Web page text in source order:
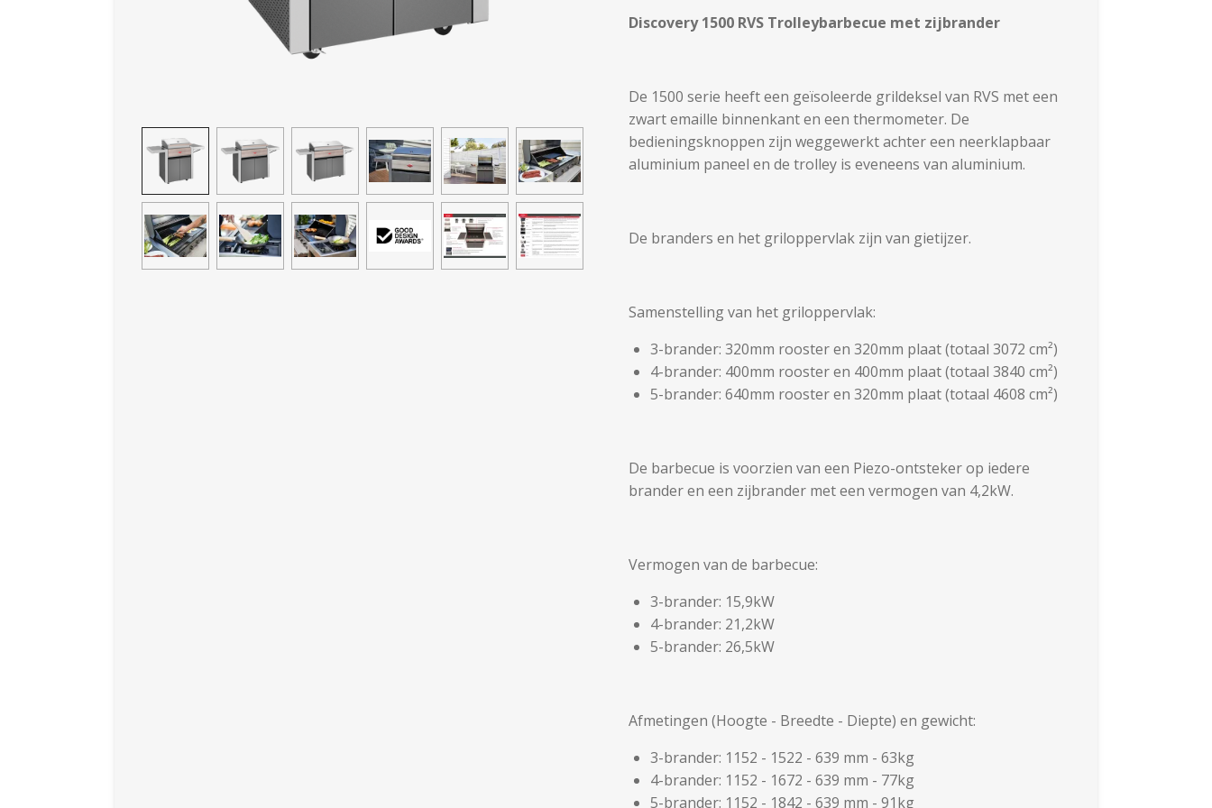
Discovery 1500 RVS Trolleybarbecue met zijbrander
De 1500 serie heeft een geïsoleerde grildeksel van RVS met een
zwart emaille binnenkant en een thermometer. De
bedieningsknoppen zijn weggewerkt achter een neerklapbaar
aluminium paneel en de trolley is eveneens van aluminium.
De branders en het griloppervlak zijn van gietijzer.
Samenstelling van het griloppervlak:
3-brander: 320mm rooster en 320mm plaat (totaal 3072 cm²)
4-brander: 400mm rooster en 400mm plaat (totaal 3840 cm²)
5-brander: 640mm rooster en 320mm plaat (totaal 4608 cm²)
De barbecue is voorzien van een Piezo-ontsteker op iedere
branderen een zijbrander met een vermogen van 4,2kW.
Vermogen van de barbecue:
3-brander: 15,9kW
4-brander: 21,2kW
5-brander: 26,5kW
Afmetingen (Hoogte - Breedte - Diepte) en gewicht:
3-brander: 1152 - 1522 - 639 mm - 63kg
4-brander: 1152 - 1672 - 639 mm - 77kg
5-brander: 1152 - 1842 - 639 mm - 91kg